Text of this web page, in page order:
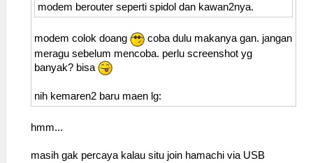
modem berouter seperti spidol dan kawan2nya.
modem colok doang
coba dulu makanya gan. jangan
meragu sebelum mencoba. perlu screenshot yg
banyak? bisa
nih kemaren2 baru maen lg:
hmm...
masih gak percaya kalau situ join hamachi via USB